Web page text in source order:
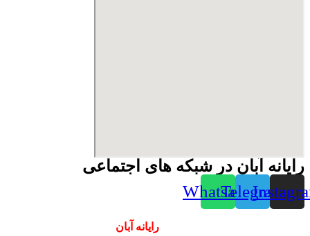
رایانه آبان در شبکه های اجتماعی
Telegram
Whatsapp
رایانه آبان